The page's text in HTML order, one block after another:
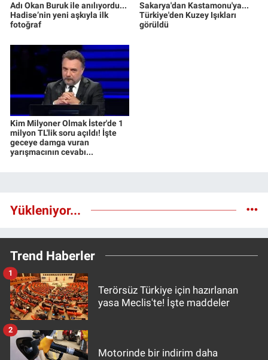
Adı Okan Buruk ile anılıyordu...
Hadise’nin yeni aşkıyla ilk
fotoğraf
Sakarya'dan Kastamonu'ya...
Türkiye'den Kuzey Işıkları
görüldü
Kim Milyoner Olmak İster'de 1
milyon TL'lik soru açıldı! İşte
geceye damga vuran
yarışmacının cevabı...
Yükleniyor...
Trend Haberler
Terörsüz Türkiye için hazırlanan
yasa Meclis'te! İşte maddeler
1
Motorinde bir indirim daha
2